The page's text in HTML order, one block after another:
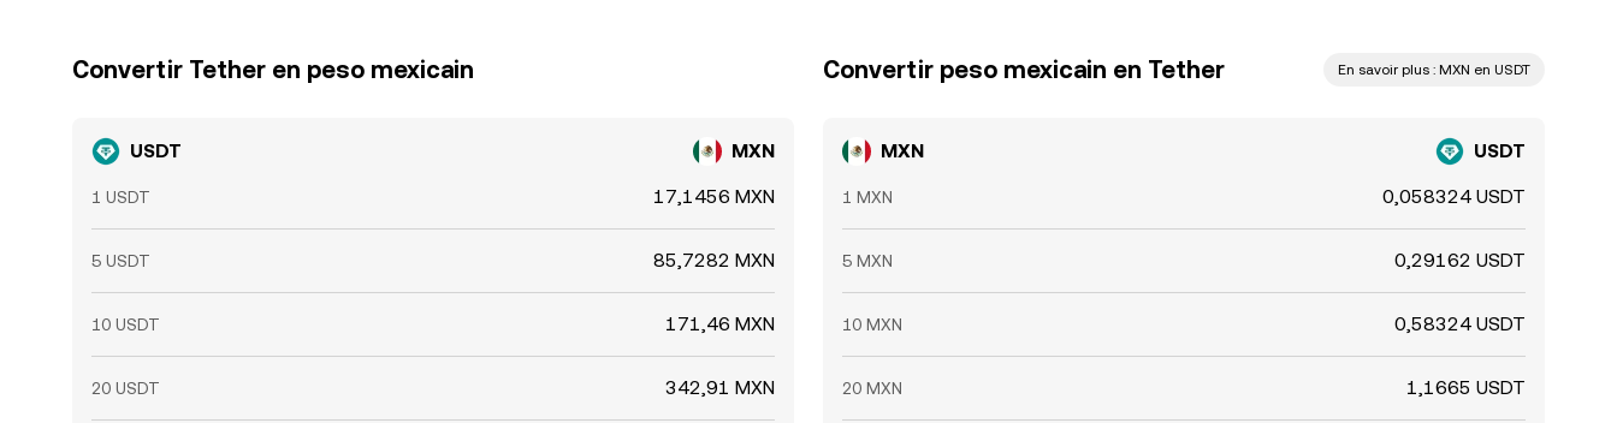
Convertir Tether en peso mexicain
USDT MXN
1 USDT 17,1456 MXN
5 USDT 85,7282 MXN
10 USDT 171,46 MXN
20 USDT 342,91 MXN
Convertir peso mexicain en Tether En savoir plus : MXN en USDT
MXN USDT
1 MXN 0,058324 USDT
5 MXN 0,29162 USDT
10 MXN 0,58324 USDT
20 MXN 1,1665 USDT